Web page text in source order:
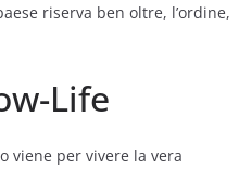
riserva ben oltre, l’ordine,
Life
viene per vivere la vera